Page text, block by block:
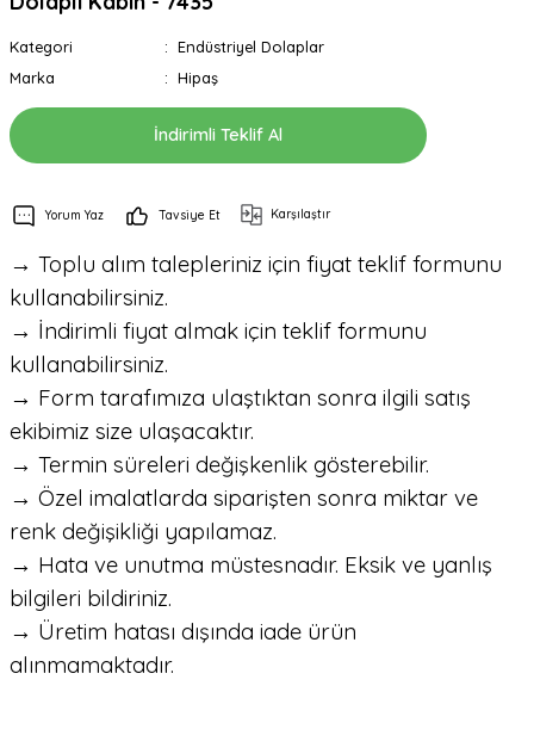
Kategori
Endüstriyel Dolaplar
Marka
Hipaş
İndirimli Teklif Al
Yorum Yaz Tavsiye Et Karşılaştır
→ Toplu alım talepleriniz için fiyat teklif formunu
kullanabilirsiniz.
→ İndirimli fiyat almak için teklif formunu
kullanabilirsiniz.
→ Form tarafımıza ulaştıktan sonra ilgili satış
ekibimiz size ulaşacaktır.
→ Termin süreleri değişkenlik gösterebilir.
→ Özel imalatlarda siparişten sonra miktar ve
renk değişikliği yapılamaz.
→ Hata ve unutma müstesnadır. Eksik ve yanlış
bilgileri bildiriniz.
→ Üretim hatası dışında iade ürün
alınmamaktadır.